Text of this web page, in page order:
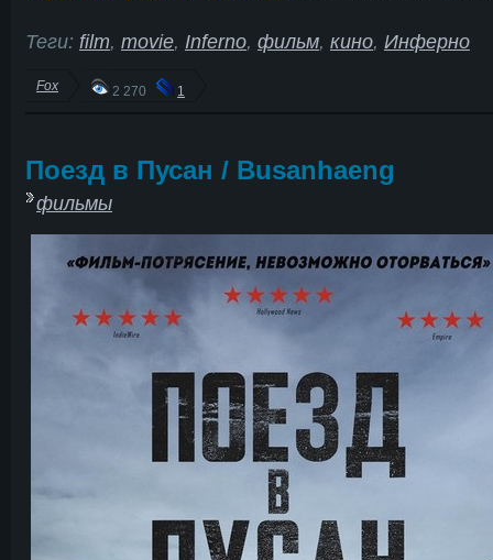
Теги: film, movie, Inferno, фильм, кино, Инферно
Fox 2 270 1
Поезд в Пусан / Busanhaeng
фильмы